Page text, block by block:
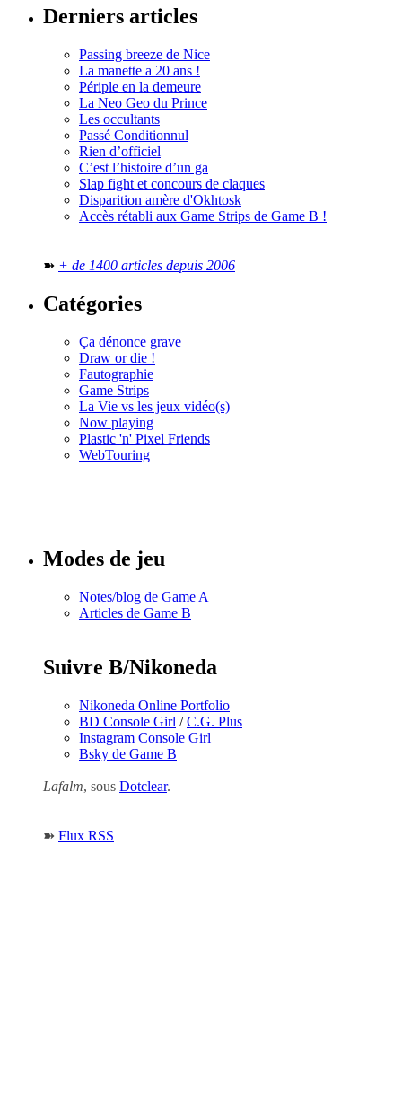
Derniers articles
Passing breeze de Nice
La manette a 20 ans !
Périple en la demeure
La Neo Geo du Prince
Les occultants
Passé Conditionnul
Rien d’officiel
C’est l’histoire d’un ga
Slap fight et concours de claques
Disparition amère d'Okhtosk
Accès rétabli aux Game Strips de Game B !
➽ + de 1400 articles depuis 2006
Catégories
Ça dénonce grave
Draw or die !
Fautographie
Game Strips
La Vie vs les jeux vidéo(s)
Now playing
Plastic 'n' Pixel Friends
WebTouring
Modes de jeu
Notes/blog de Game A
Articles de Game B
Suivre B/Nikoneda
Nikoneda Online Portfolio
BD Console Girl /C.G. Plus
Instagram Console Girl
Bsky de Game B
Lafalm, sous Dotclear.
➽ Flux RSS